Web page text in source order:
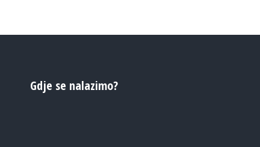
Gdje se nalazimo?